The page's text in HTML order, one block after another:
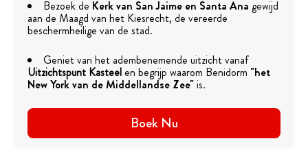
Bezoek de Kerk van San Jaime en Santa Ana gewijd
aan de Maagd van het Kiesrecht, de vereerde
beschermheilige van de stad.
Geniet van het adembenemende uitzicht vanaf
Uitzichtspunt Kasteelen begrijp waarom Benidorm "het
New York van de Middellandse Zee"is.
Boek Nu